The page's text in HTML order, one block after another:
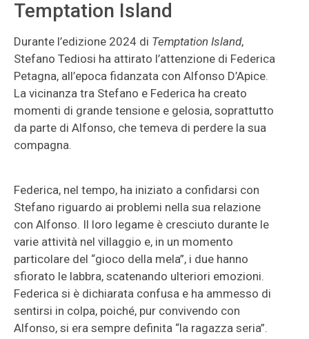
Temptation Island
Durante l’edizione 2024 di Temptation Island,
Stefano Tediosi ha attirato l’attenzione di Federica
Petagna, all’epoca fidanzata con Alfonso D’Apice.
La vicinanza tra Stefano e Federica ha creato
momenti di grande tensione e gelosia, soprattutto
da parte di Alfonso, che temeva di perdere la sua
compagna.
Federica, nel tempo, ha iniziato a confidarsi con
Stefano riguardo ai problemi nella sua relazione
con Alfonso. Il loro legame è cresciuto durante le
varie attività nel villaggio e, in un momento
particolare del “gioco della mela”, i due hanno
sfiorato le labbra, scatenando ulteriori emozioni.
Federica si è dichiarata confusa e ha ammesso di
sentirsi in colpa, poiché, pur convivendo con
Alfonso, si era sempre definita “la ragazza seria”.